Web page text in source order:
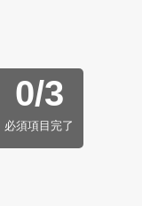
0/3
必須項目完了